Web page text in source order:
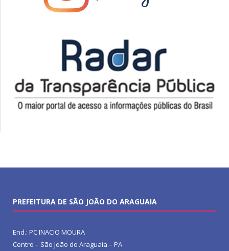
PREFEITURA DE SÃO JOÃO DO ARAGUAIA
End.: PC INACIO MOURA
Centro – São João do Araguaia – PA